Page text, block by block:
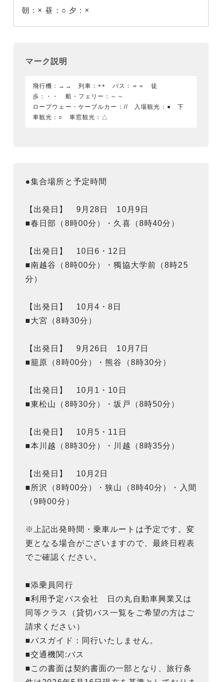
朝：× 昼：○ 夕：×
マーク説明
飛行機：→→ 列車：++ バス：＝＝ 徒
歩：・・ 船・フェリー：～～
ロープウェー・ケーブルカー：// 入場観光：● 下
車観光：○ 車窓観光：△
●集合場所と予定時間
【出発日】 9月28日 10月9日
■春日部（8時00分）・久喜（8時40分）
【出発日】 10日6・12日
■南越谷（8時00分）・獨協大学前（8時25
分）
【出発日】 10月4・8日
■大宮（8時30分）
【出発日】 9月26日 10月7日
■籠原（8時00分）・熊谷（8時30分）
【出発日】 10月1・10日
■東松山（8時30分）・坂戸（8時50分）
【出発日】 10月5・11日
■本川越（8時30分）・川越（8時35分）
【出発日】 10月2日
■所沢（8時00分）・狭山（8時40分）・入間
（9時00分）
※上記出発時間・乗車ルートは予定です。変
更となる場合がございますので、最終日程表
でご確認ください。
■添乗員同行
■利用予定バス会社 日の丸自動車興業又は
同等クラス（貸切バス一覧をご希望の方はご
請求ください）
■バスガイド：同行いたしません。
■交通機関:バス
■この書面は契約書面の一部となり、旅行条